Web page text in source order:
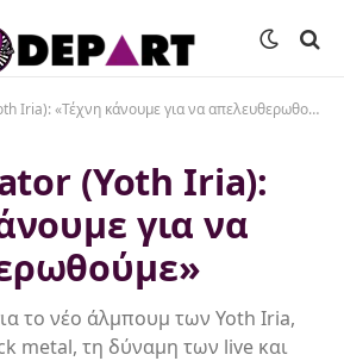
Iria): «Τέχνη κάνουμε για να απελευθερωθούμε»
(Yoth Iria):
για να
το νέο άλμπουμ των Yoth Iria,
metal, τη δύναμη των live και